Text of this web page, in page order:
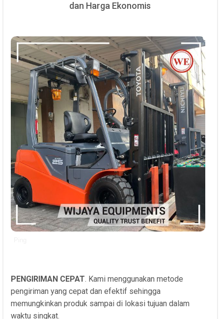
dan Harga Ekonomis
PENGIRIMAN CEPAT. Kami menggunakan metode
pengiriman yang cepat dan efektif sehingga
memungkinkan produk sampai di lokasi tujuan dalam
waktu singkat.